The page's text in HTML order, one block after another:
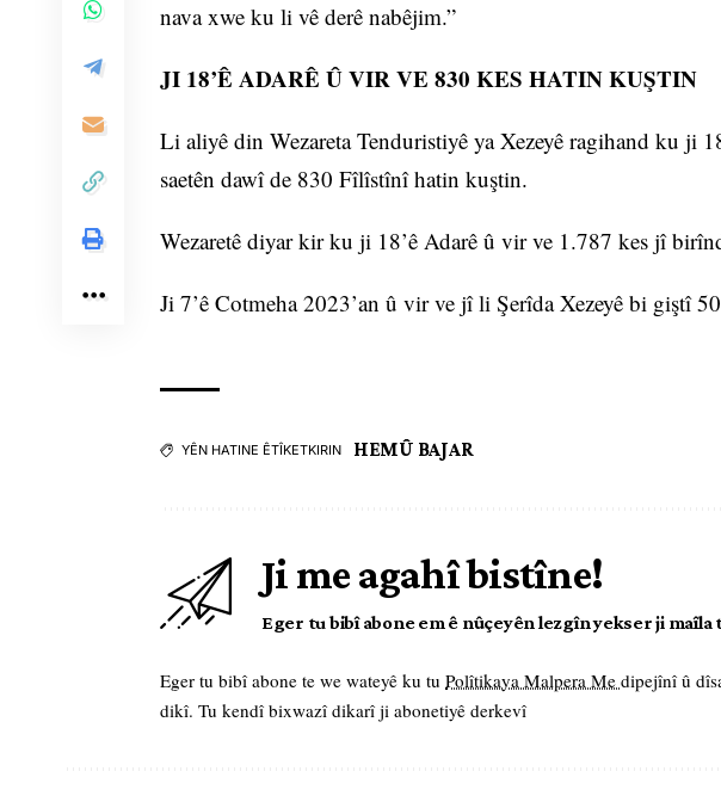
nava xwe ku li vê derê nabêjim.”
JI 18’Ê ADARÊ Û VIR VE 830 KES HATIN KUŞTIN
Li aliyê din Wezareta Tenduristiyê ya Xezeyê ragihand ku ji
saetên dawî de 830 Fîlîstînî hatin kuştin.
Wezaretê diyar kir ku ji 18’ê Adarê û vir ve 1.787 kes jî
Ji 7’ê Cotmeha 2023’an û vir ve jî li Şerîda Xezeyê bi giştî
YÊN HATINE ÊTÎKETKIRIN HEMÛ BAJAR
Ji me agahî bistîne!
Eger tu bibî abone em ê nûçeyên lezgîn yekser ji maîla
Eger tu bibî abone te we wateyê ku tu Polîtikaya Malpera Me dipejînî û
dikî. Tu kendî bixwazî dikarî ji abonetiyê derkevî